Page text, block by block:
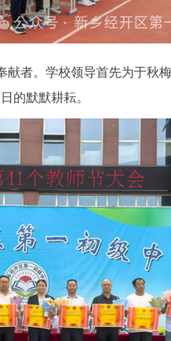
。学校领导首先为于秋梅
的默默耕耘。